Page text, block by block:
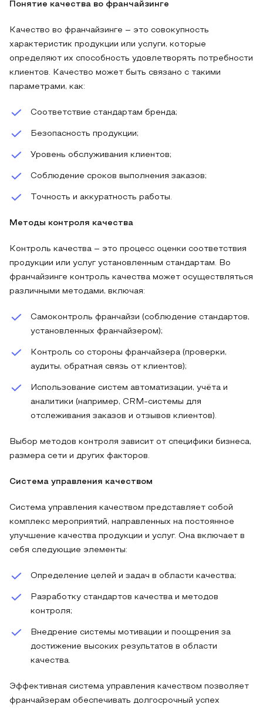
Понятие качества во франчайзинге
Качество во франчайзинге – это совокупность
характеристик продукции или услуги, которые
определяют их способность удовлетворять потребности
клиентов. Качество может быть связано с такими
параметрами, как:
Соответствие стандартам бренда;
Безопасность продукции;
Уровень обслуживания клиентов;
Соблюдение сроков выполнения заказов;
Точность и аккуратность работы.
Методы контроля качества
Контроль качества – это процесс оценки соответствия
продукции или услуг установленным стандартам. Во
франчайзинге контроль качества может осуществляться
различными методами, включая:
Самоконтроль франчайзи (соблюдение стандартов,
установленных франчайзером);
Контроль со стороны франчайзера (проверки,
аудиты, обратная связь от клиентов);
Использование систем автоматизации, учёта и
аналитики (например, CRM-системы для
отслеживания заказов и отзывов клиентов).
Выбор методов контроля зависит от специфики бизнеса,
размера сети и других факторов.
Система управления качеством
Система управления качеством представляет собой
комплекс мероприятий, направленных на постоянное
улучшение качества продукции и услуг. Она включает в
себя следующие элементы:
Определение целей и задач в области качества;
Разработку стандартов качества и методов
контроля;
Внедрение системы мотивации и поощрения за
достижение высоких результатов в области
качества.
Эффективная система управления качеством позволяет
франчайзерам обеспечивать долгосрочный успех